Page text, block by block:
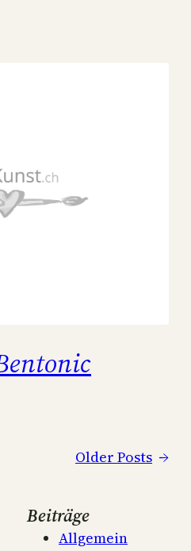
Older Posts →
Beiträge
Allgemein